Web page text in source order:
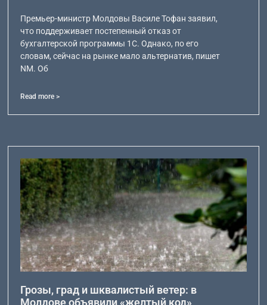
Премьер-министр Молдовы Василе Тофан заявил,
что поддерживает постепенный отказ от
бухгалтерской программы 1С. Однако, по его
словам, сейчас на рынке мало альтернатив, пишет
NM. Об
Read more >
Грозы, град и шквалистый ветер: в
Молдове объявили «желтый код»